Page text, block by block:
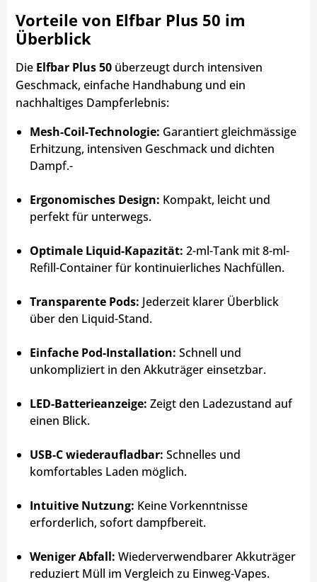
Vorteile von Elfbar Plus 50 im
Überblick
Die Elfbar Plus 50 überzeugt durch intensiven
Geschmack, einfache Handhabung und ein
nachhaltiges Dampferlebnis:
Mesh-Coil-Technologie: Garantiert gleichmässige
Erhitzung, intensiven Geschmack und dichten
Dampf.-
Ergonomisches Design: Kompakt, leicht und
perfekt für unterwegs.
Optimale Liquid-Kapazität: 2-ml-Tank mit 8-ml-
Refill-Container für kontinuierliches Nachfüllen.
Transparente Pods: Jederzeit klarer Überblick
über den Liquid-Stand.
Einfache Pod-Installation: Schnell und
unkompliziert in den Akkuträger einsetzbar.
LED-Batterieanzeige: Zeigt den Ladezustand auf
einen Blick.
USB-C wiederaufladbar: Schnelles und
komfortables Laden möglich.
Intuitive Nutzung: Keine Vorkenntnisse
erforderlich, sofort dampfbereit.
Weniger Abfall: Wiederverwendbarer Akkuträger
reduziert Müll im Vergleich zu Einweg-Vapes.